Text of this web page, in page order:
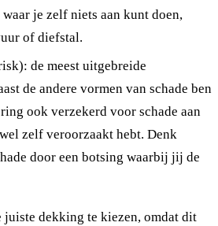
waar je zelf niets aan kunt doen,
of diefstal.
de meest uitgebreide
de andere vormen van schade ben
ook verzekerd voor schade aan
zelf veroorzaakt hebt. Denk
door een botsing waarbij jij de
dekking te kiezen, omdat dit